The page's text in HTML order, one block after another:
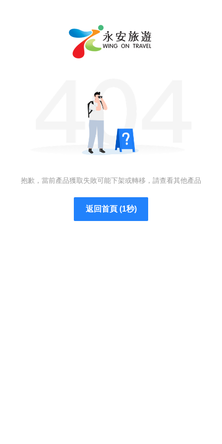
抱歉，當前產品獲取失敗可能下架或轉移，請查看其他產品
返回首頁 (1秒)